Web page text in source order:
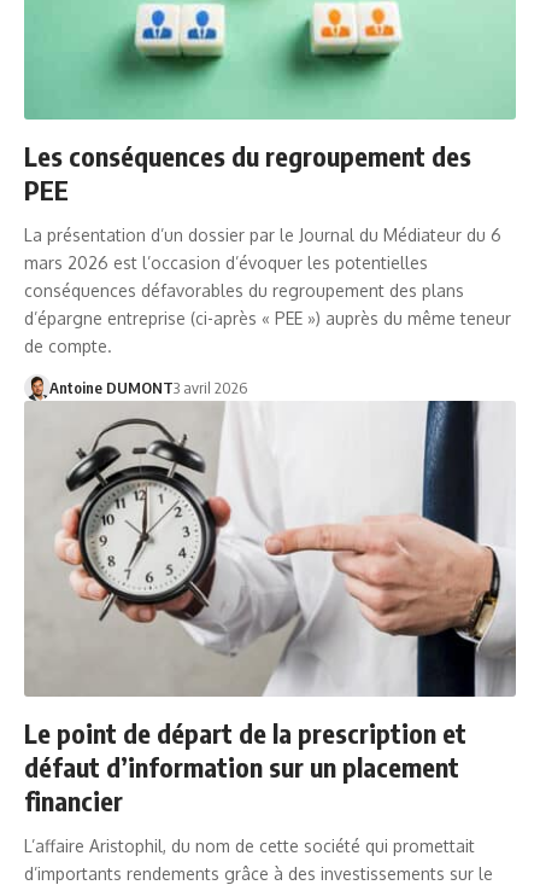
Les conséquences du regroupement des
PEE
La présentation d’un dossier par le Journal du Médiateur du 6
mars 2026 est l’occasion d’évoquer les potentielles
conséquences défavorables du regroupement des plans
d’épargne entreprise (ci-après « PEE ») auprès du même teneur
de compte.
Antoine DUMONT3 avril 2026
Le point de départ de la prescription et
défaut d’information sur un placement
financier
L’affaire Aristophil, du nom de cette société qui promettait
d’importants rendements grâce à des investissements sur le